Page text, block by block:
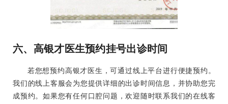
六、高银才医生预约挂号出诊时间
若您想预约高银才医生，可通过线上平台进行便捷预约。
我们的线上客服会为您提供详细的出诊时间信息，并协助您完
成预约。如果您有任何口腔问题，欢迎随时联系我们的在线客